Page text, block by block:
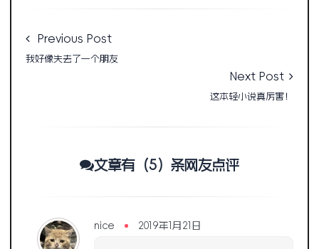
Previous Post
我好像失去了一个朋友
Next Post
这本轻小说真厉害！
文章有（5）条网友点评
nice 2019年1月21日